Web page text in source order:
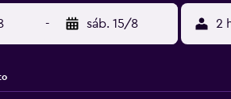
- sáb. 15/8 2